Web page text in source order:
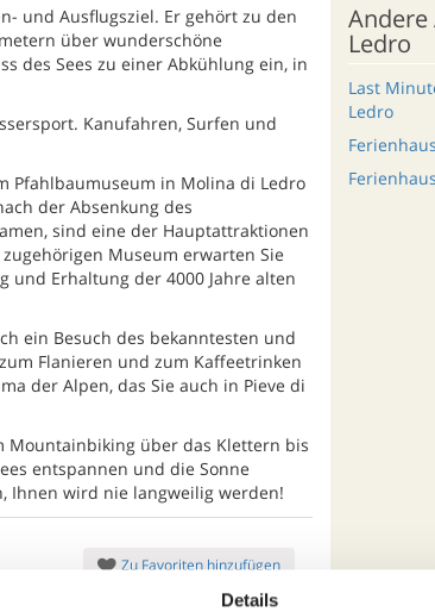
und Ausflugsziel. Er gehört zu den
über wunderschöne
des Sees zu einer Abkühlung ein, in
Kanufahren, Surfen und
Pfahlbaumuseum in Molina di Ledro
der Absenkung des
sind eine der Hauptattraktionen
Museum erwarten Sie
Erhaltung der 4000 Jahre alten
ein Besuch des bekanntesten und
Flanieren und zum Kaffeetrinken
der Alpen, das Sie auch in Pieve di
Mountainbiking über das Klettern bis
entspannen und die Sonne
Ihnen wird nie langweilig werden!
Zu Favoriten hinzufügen
Andere
Ledro
Last
Ledro
Details